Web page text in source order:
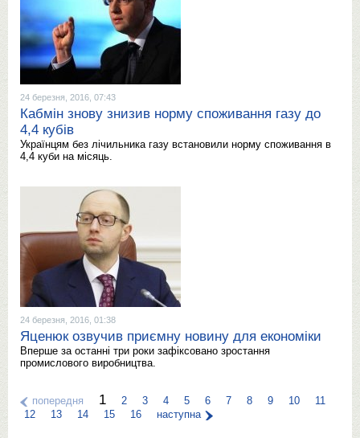
24 березня, 2016, 07:43
Кабмін знову знизив норму споживання газу до
4,4 кубів
Українцям без лічильника газу встановили норму споживання в
4,4 куби на місяць.
24 березня, 2016, 01:38
Яценюк озвучив приємну новину для економіки
Вперше за останні три роки зафіксовано зростання
промислового виробництва.
попередня 1 2 3 4 5 6 7 8 9 10
11
12
13 14 15 16 наступна